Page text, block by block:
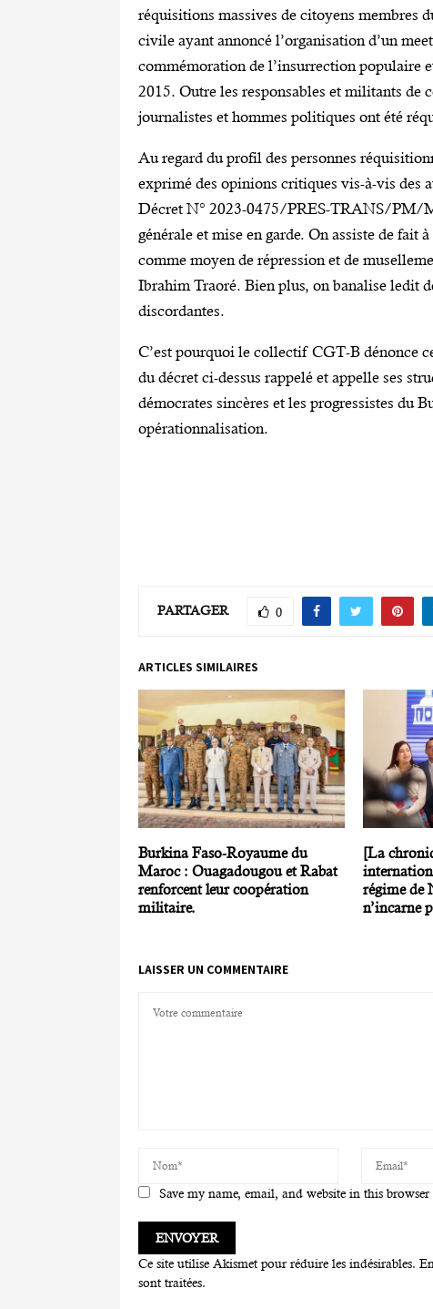
réquisitions massives de citoyens membres
civile ayant annoncé l’organisation d’un
commémoration de l’insurrection populaire
2015. Outre les responsables et militants de
journalistes et hommes politiques ont été
Au regard du profil des personnes
exprimé des opinions critiques vis-à-vis des
Décret N° 2023-0475/PRES-TRANS/
générale et mise en garde. On assiste de
comme moyen de répression et de
Ibrahim Traoré. Bien plus, on banalise ledit
discordantes.
C’est pourquoi le collectif CGT-B dénonce
du décret ci-dessus rappelé et appelle ses
démocrates sincères et les progressistes du
opérationnalisation.
PARTAGER 0
ARTICLES SIMILAIRES
Burkina Faso-Royaume du
Maroc : Ouagadougou et Rabat
renforcent leur coopération
militaire.
[La
régime de
n’incarne
LAISSER UN COMMENTAIRE
Save my name, email, and website in this
Ce site utilise Akismet pour réduire les indésirables.
sont traitées.